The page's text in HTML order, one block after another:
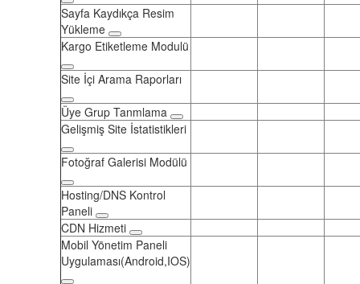
Sayfa Kaydıkça Resim
Yükleme
Kargo Etiketleme Modulü
Site İçi Arama Raporları
Üye Grup Tanmlama
Gelişmiş Site İstatistikleri
Fotoğraf Galerisi Modülü
Hosting/DNS Kontrol
Paneli
CDN Hizmeti
Mobil Yönetim Paneli
Uygulaması(Android,IOS)